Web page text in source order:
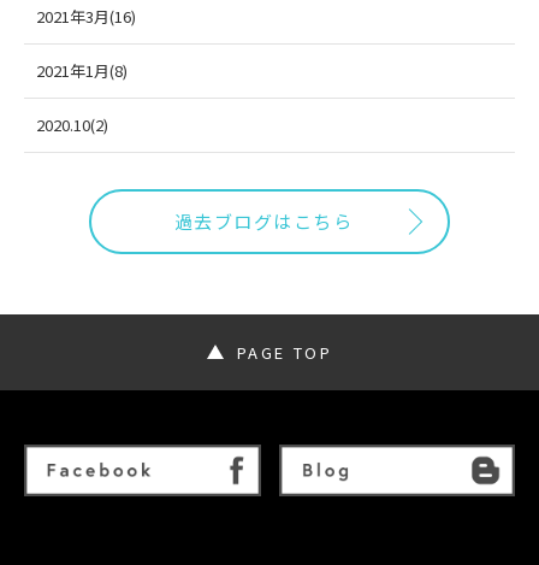
2021年3月(16)
2021年1月(8)
2020.10(2)
過去ブログはこちら
PAGE TOP